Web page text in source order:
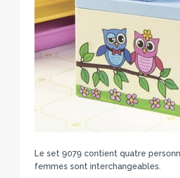
Le set 9079 contient quatre
femmes sont interchangeables.